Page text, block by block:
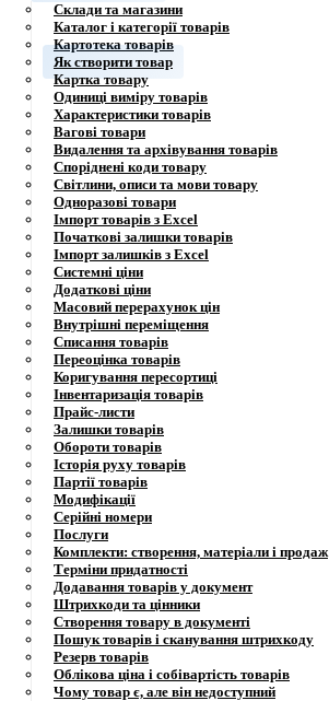
Склади та магазини
Каталог і категорії товарів
Картотека товарів
Як створити товар
Картка товару
Одиниці виміру товарів
Характеристики товарів
Вагові товари
Видалення та архівування товарів
Споріднені коди товару
Світлини, описи та мови товару
Одноразові товари
Імпорт товарів з Excel
Початкові залишки товарів
Імпорт залишків з Excel
Системні ціни
Додаткові ціни
Масовий перерахунок цін
Внутрішні переміщення
Списання товарів
Переоцінка товарів
Коригування пересортиці
Інвентаризація товарів
Прайс-листи
Залишки товарів
Обороти товарів
Історія руху товарів
Партії товарів
Модифікації
Серійні номери
Послуги
Комплекти: створення, матеріали і продаж
Терміни придатності
Додавання товарів у документ
Штрихкоди та цінники
Створення товару в документі
Пошук товарів і сканування штрихкоду
Резерв товарів
Облікова ціна і собівартість товарів
Чому товар є, але він недоступний